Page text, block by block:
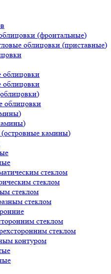
(фронтальные)
облицовки (приставные)
облицовки
облицовки
камины)
стеклом
стеклом
стеклом
стеклом
стеклом
стеклом
контуром